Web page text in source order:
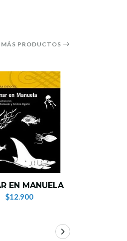
MÁS PRODUCTOS
EN MANUELA
$12.900